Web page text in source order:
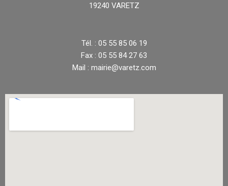
19240 VARETZ
Tél. : 05 55 85 06 19
Fax : 05 55 84 27 63
Mail : mairie@varetz.com